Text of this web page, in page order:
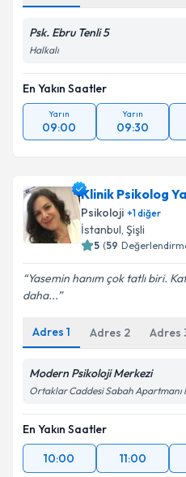
Psk. Ebru Tenli 5
Halkalı
En Yakın Saatler
Yarın
09:00
Yarın
09:30
Klinik Psikolog
Psikoloji +1diğer
İstanbul, Şişli
5 (59
Yasemin hanım çok tatlı biri.
daha...
Adres 1 Adres 2 Adres
Modern Psikoloji Merkezi
Ortaklar Caddesi Sabah Apartmanı
En Yakın Saatler
10:00
11:00